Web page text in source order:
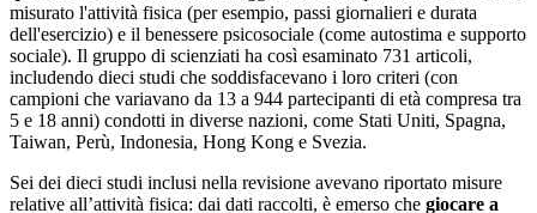
misurato l'attività fisica (per esempio, passi giornalieri e durata
dell'esercizio) e il benessere psicosociale (come autostima e supporto
sociale). Il gruppo di scienziati ha così esaminato 731 articoli,
includendo dieci studi che soddisfacevano i loro criteri (con
campioni che variavano da 13 a 944 partecipanti di età compresa tra
5 e 18 anni) condotti in diverse nazioni, come Stati Uniti, Spagna,
Taiwan, Perù, Indonesia, Hong Kong e Svezia.
Sei dei dieci studi inclusi nella revisione avevano riportato misure
relative all’attività fisica: dai dati raccolti, è emerso che giocare a